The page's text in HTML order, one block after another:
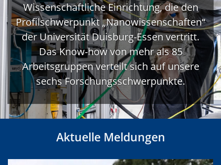
Wissenschaftliche Einrichtung, die den
Profilschwerpunkt „Nanowissenschaften“
der Universität Duisburg-Essen vertritt.
Das Know-how von mehr als 85
Arbeitsgruppen verteilt sich auf unsere
sechs Forschungsschwerpunkte.
Aktuelle Meldungen